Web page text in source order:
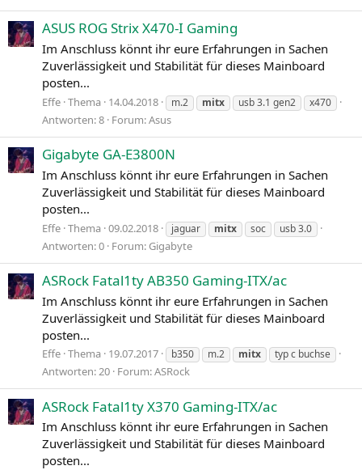
ASUS ROG Strix X470-I Gaming
Im Anschluss könnt ihr eure Erfahrungen in Sachen
Zuverlässigkeit und Stabilität für dieses Mainboard
posten...
Effe Thema 14.04.2018 m.2 mitx usb 3.1 gen2 x470
Antworten: 8 Forum:Asus
Gigabyte GA-E3800N
Im Anschluss könnt ihr eure Erfahrungen in Sachen
Zuverlässigkeit und Stabilität für dieses Mainboard
posten...
Effe Thema 09.02.2018 jaguar mitx soc usb 3.0
Antworten: 0 Forum: Gigabyte
ASRock Fatal1ty AB350 Gaming-ITX/ac
Im Anschluss könnt ihr eure Erfahrungen in Sachen
Zuverlässigkeit und Stabilität für dieses Mainboard
posten...
Effe Thema 19.07.2017 b350 m.2 mitx typ c buchse
Antworten: 20 Forum:ASRock
ASRock Fatal1ty X370 Gaming-ITX/ac
Im Anschluss könnt ihr eure Erfahrungen in Sachen
Zuverlässigkeit und Stabilität für dieses Mainboard
posten...